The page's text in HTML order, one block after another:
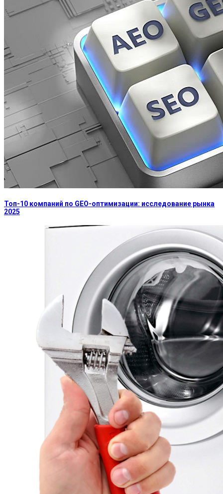
Топ-10 компаний по GEO-оптимизации: исследование рынка
2025